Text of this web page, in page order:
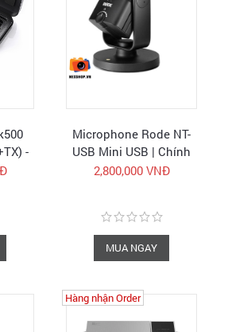
-
Microphone Rode NT-
USB Mini USB | Chính
hãng
2,800,000 VNĐ
MUA NGAY
Hàng nhận Order